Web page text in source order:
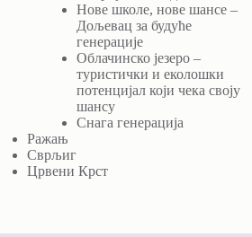
Нове школе, нове шансе –
Дољевац за будуће
генерације
Облачинско језеро –
туристички и еколошки
потенцијал који чека своју
шансу
Снага генерација
Ражањ
Сврљиг
Црвени Крст